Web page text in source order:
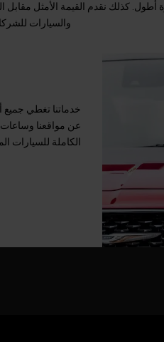
أطول. كذلك نقدم القيمة الأمثل
والسيارات
خدماتنا تغطي جميع
عن مواقعنا وساعات
الكاملة للسيارات